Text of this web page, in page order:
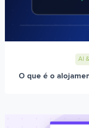
AI
O que é o